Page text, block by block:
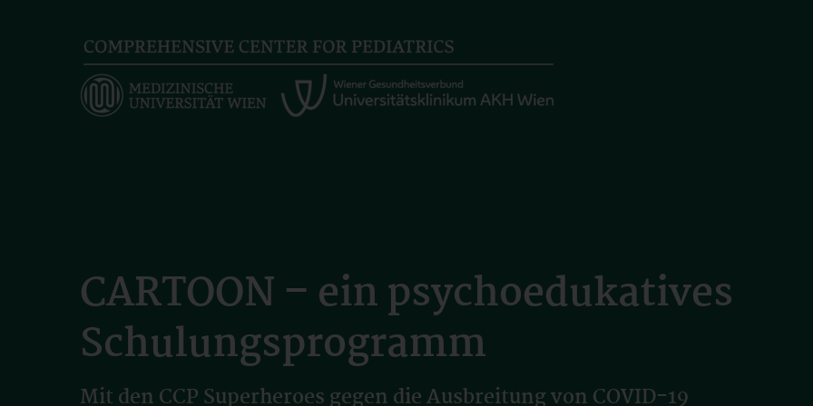
CARTOON – ein psychoedukatives
Schulungsprogramm
Mit den CCP Superheroes gegen die Ausbreitung von COVID-19